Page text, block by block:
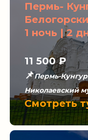
Пермь-
1 ночь | 2
11 500₽
📌Пермь-
Николаевский
Смотреть